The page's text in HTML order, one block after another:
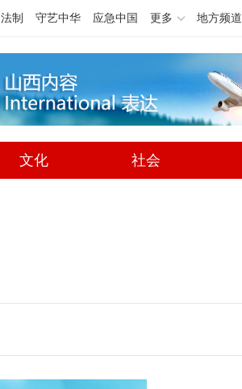
法制 守艺中华 应急中国 更多 地方频道
文化 社会